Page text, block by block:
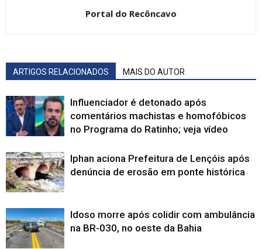
Portal do Recôncavo
ARTIGOS RELACIONADOS MAIS DO AUTOR
Influenciador é detonado após
comentários machistas e homofóbicos
no Programa do Ratinho; veja vídeo
Iphan aciona Prefeitura de Lençóis após
denúncia de erosão em ponte histórica
Idoso morre após colidir com ambulância
na BR-030, no oeste da Bahia